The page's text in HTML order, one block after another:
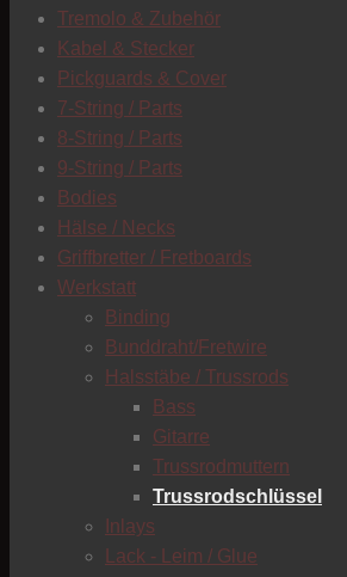
Tremolo & Zubehör
Kabel & Stecker
Pickguards & Cover
7-String / Parts
8-String / Parts
9-String / Parts
Bodies
Hälse / Necks
Griffbretter / Fretboards
Werkstatt
Binding
Bunddraht/Fretwire
Halsstäbe / Trussrods
Bass
Gitarre
Trussrodmuttern
Trussrodschlüssel
Inlays
Lack - Leim / Glue